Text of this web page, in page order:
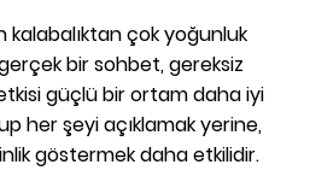
kalabalıktan çok yoğunluk
bir sohbet, gereksiz
güçlü bir ortam daha iyi
her şeyi açıklamak yerine,
göstermek daha etkilidir.